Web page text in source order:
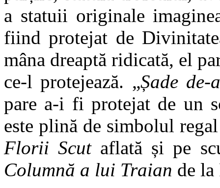
a statuii originale
fiind protejat de
mâna dreaptă ridicată, el
ce-l protejează. „Șade
pare a-i fi protejat de un
este plină de simbolul
Florii Scutaflată și pe
Columnă a lui Traian de la